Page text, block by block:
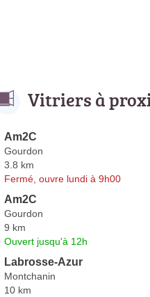
Vitriers à
Am2C
Gourdon
3.8 km
Fermé, ouvre lundi à 9h00
Am2C
Gourdon
9 km
Ouvert jusqu'à 12h
Labrosse-Azur
Montchanin
10 km